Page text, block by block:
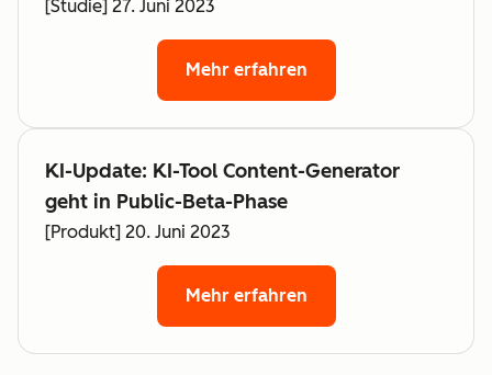
[Studie] 27. Juni 2023
Mehr erfahren
KI-Update: KI-Tool Content-Generator
geht in Public-Beta-Phase
[Produkt] 20. Juni 2023
Mehr erfahren